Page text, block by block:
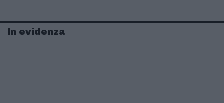
In evidenza